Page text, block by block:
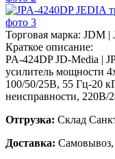
Торговая марка: JDM |
Краткое описание:
PA-424DP JD-Media |
усилитель мощности
100/50/25В, 55 Гц-20
неисправности, 220В/
Отгрузка: Склад
Доставка: